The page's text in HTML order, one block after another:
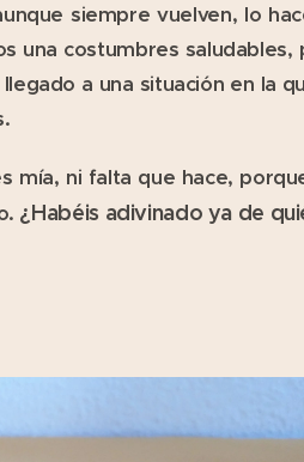
siempre vuelven, lo
una costumbres
llegado a una situación en la
mía, ni falta que hace,
¿Habéis adivinado ya de